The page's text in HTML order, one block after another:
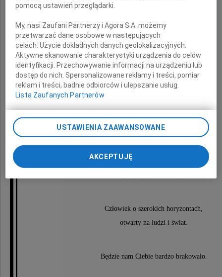
niespotykanej wrażliwości,
życzliwości
i ogromnej wiedzy.
Żył w miłości dla
Odszedł Austriak,
który kochał Polskę i Polaków.
Człowiek o szerokich horyzontach,
otwarty na ludzi i świat.
Będzie nam Ciebie bardzo brakowało.
pomocą ustawień przeglądarki.
My, nasi Zaufani Partnerzy i Agora S.A. możemy
przetwarzać dane osobowe w następujących
celach:Użycie dokładnych danych geolokalizacyjnych.
Aktywne skanowanie charakterystyki urządzenia do celów
identyfikacji. Przechowywanie informacji na urządzeniu lub
dostęp do nich. Spersonalizowane reklamy i treści, pomiar
reklam i treści, badnie odbiorców i ulepszanie usług.
Lista Zaufanych Partnerów
USTAWIENIA ZAAWANSOWANE
AKCEPTUJĘ